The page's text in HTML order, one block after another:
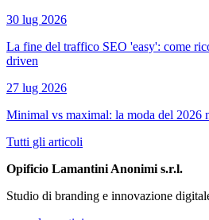
30 lug 2026
La fine del traffico SEO 'easy': come
driven
27 lug 2026
Minimal vs maximal: la moda del 2026
Tutti gli articoli
Opificio Lamantini Anonimi s.r.l.
Studio di branding e innovazione